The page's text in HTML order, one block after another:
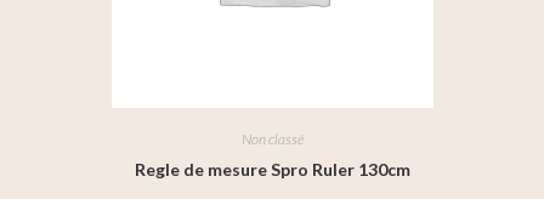
Non classé
Regle de mesure Spro Ruler 130cm